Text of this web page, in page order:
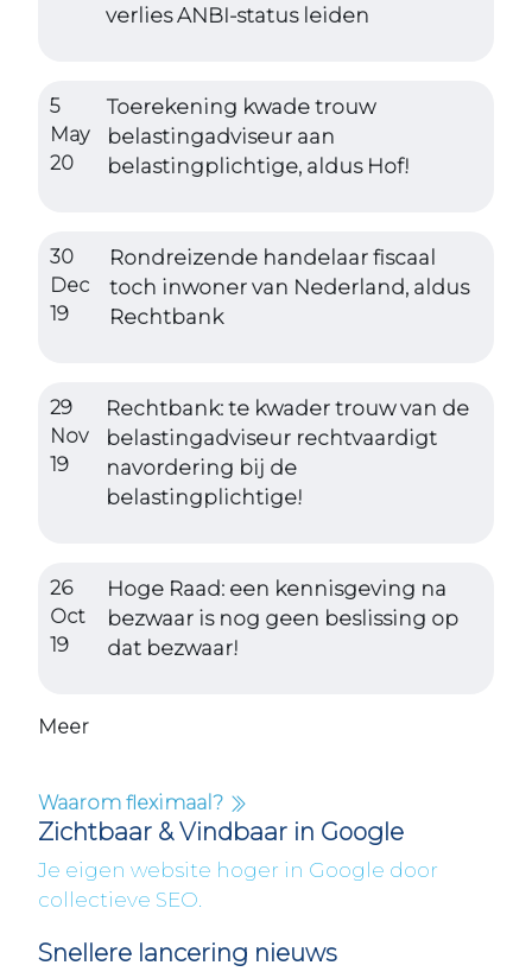
verlies ANBI-status leiden
5
May
20
Toerekening kwade trouw
belastingadviseur aan
belastingplichtige, aldus Hof!
30
Dec
19
Rondreizende handelaar fiscaal
toch inwoner van Nederland, aldus
Rechtbank
29
Nov
19
Rechtbank: te kwader trouw van de
belastingadviseur rechtvaardigt
navordering bij de
belastingplichtige!
26
Oct
19
Hoge Raad: een kennisgeving na
bezwaar is nog geen beslissing op
dat bezwaar!
Meer
Waarom fleximaal?
Zichtbaar & Vindbaar in Google
Je eigen website hoger in Google door
collectieve SEO.
Snellere lancering nieuws